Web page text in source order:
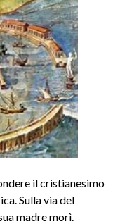
il cristianesimo
Sulla via del
madre morì.